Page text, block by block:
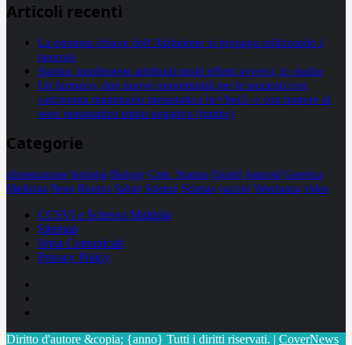
Articoli recenti
La proteina chiave dell’Alzheimer si propaga utilizzando i
neuroni
Statine: inutilmente attribuiti molti effetti avversi, lo studio
Un farmaco, due nuove opportunità per le pazienti con
carcinoma mammario metastatico hr+/her2- e con tumore al
seno metastatico triplo negativo (mtnbc)
Categorie
alimentazione biologia Biology Com. Stampa Epatiti featured Genetica
Medicina News Ricerca Salute Science Scienza vaccini Veterinaria video
CCSVI e Sclerosi Multipla
Sitemap
Invia Comunicati
Privacy Policy
Diritto d'autore &copia; {anno} Tutti i diritti riservati. | CoverNews